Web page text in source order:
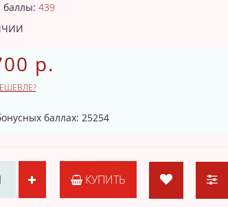
баллы: 439
р.
баллах: 25254
КУПИТЬ